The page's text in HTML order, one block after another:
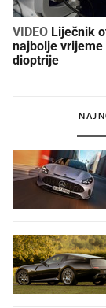
VIDEO
najbolje
dioptrije